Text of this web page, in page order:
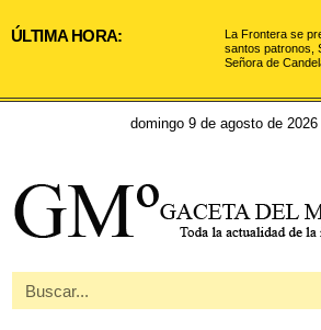
ÚLTIMA HORA:
La Frontera se
santos patronos,
Señora de
domingo 9 de agosto de